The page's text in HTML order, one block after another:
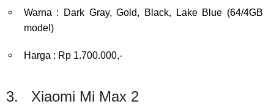
Warna : Dark Gray, Gold, Black, Lake Blue (64/4GB
model)
Harga : Rp 1.700.000,-
3. Xiaomi Mi Max 2